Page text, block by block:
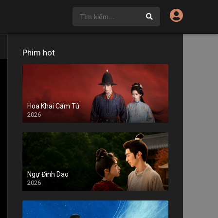
Phim hot
Hoa Khai Cẩm Tú
2026
Ngự Đình Dao
2026